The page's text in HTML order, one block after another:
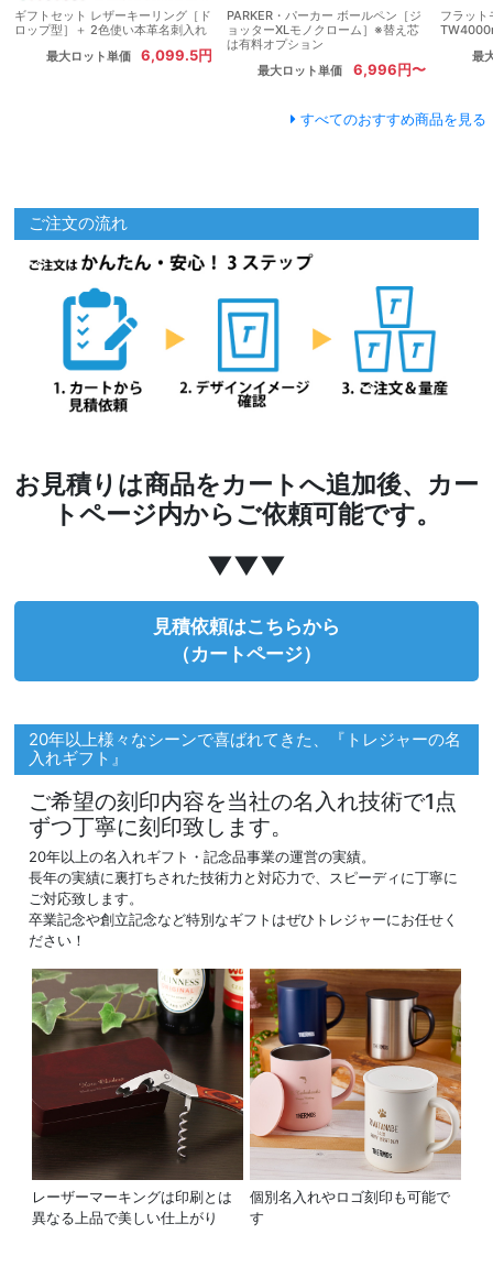
ギフトセット レザーキーリング［ド
ロップ型］＋ 2色使い本革名刺入れ
最大ロット単価
6,099.5円
PARKER・パーカー ボールペン［ジ
ョッターXLモノクローム］※替え芯
は有料オプション
最大ロット単価
6,996円〜
フラット
最
すべてのおすすめ商品を見る
ご注文の流れ
お見積りは商品をカートへ追加後、カー
トページ内からご依頼可能です。
▼▼▼
見積依頼はこちらから
（カートページ）
20年以上様々なシーンで喜ばれてきた、『トレジャーの名
入れギフト』
ご希望の刻印内容を当社の名入れ技術で1点
ずつ丁寧に刻印致します。
20年以上の名入れギフト・記念品事業の運営の実績。
長年の実績に裏打ちされた技術力と対応力で、スピーディに丁寧に
ご対応致します。
卒業記念や創立記念など特別なギフトはぜひトレジャーにお任せく
ださい！
レーザーマーキングは印刷とは
異なる上品で美しい仕上がり
個別名入れやロゴ刻印も可能で
す